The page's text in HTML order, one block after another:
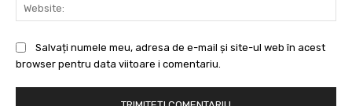
Salvați numele meu, adresa de e-mail și site-ul web în acest
browser pentru data viitoare i comentariu.